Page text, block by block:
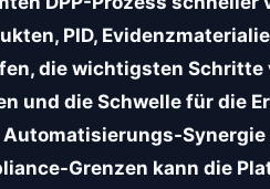
PID,
die wichtigsten Schritte
und die Schwelle für die
Synergie
Grenzen kann die